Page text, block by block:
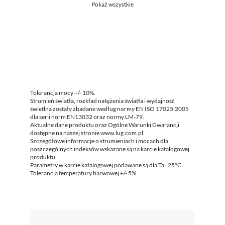
Pokaż wszystkie
Tolerancja mocy +/- 10%.
Strumień światła, rozkład natężenia światła i wydajność
świetlna zostały zbadane według normy EN ISO 17025:2005
dla serii norm EN13032 oraz normy LM-79.
Aktualne dane produktu oraz Ogólne Warunki Gwarancji
dostępne na naszej stronie www.lug.com.pl
Szczegółowe informacje o strumieniach i mocach dla
poszczególnych indeksów wskazane są na karcie katalogowej
produktu.
Parametry w karcie katalogowej podawane są dla Ta=25°C.
Tolerancja temperatury barwowej +/- 5%.